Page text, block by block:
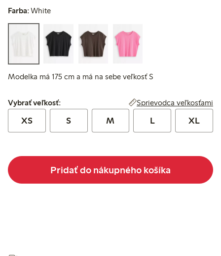
Farba:White
Modelka má 175 cm a má na sebe veľkosť S
Vybrať veľkosť:
Vybrať veľkosť: Sprievodca veľkosťami
XS S M L XL
Pridať do nákupného košíka